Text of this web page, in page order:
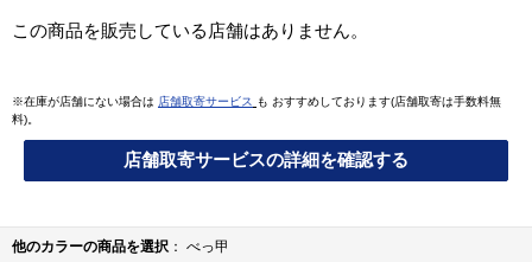
この商品を販売している店舗はありません。
※在庫が店舗にない場合は 店舗取寄サービス
も おすすめしております(店舗取寄は手数料無
料)。
店舗取寄サービスの詳細を確認する
他のカラーの商品を選択 べっ甲